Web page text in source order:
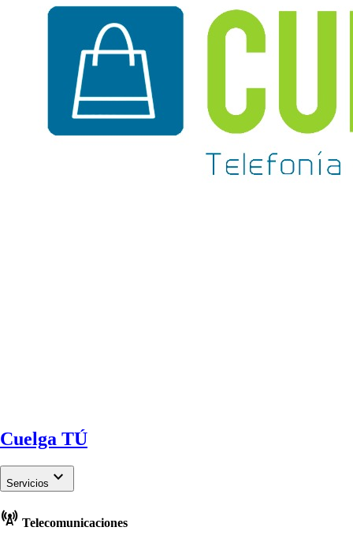
Cuelga TÚ
Servicios keyboard_arrow_down
cell_tower Telecomunicaciones